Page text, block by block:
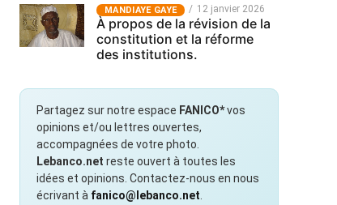
MANDIAYE GAYE 12 janvier 2026
À propos de la révision de la
constitution et la réforme
des institutions.
Partagez sur notre espace FANICO*vos
opinions et/ou lettres ouvertes,
accompagnées de votre photo.
Lebanco.net reste ouvert à toutes les
idées et opinions. Contactez-nous en nous
écrivant à fanico@lebanco.net